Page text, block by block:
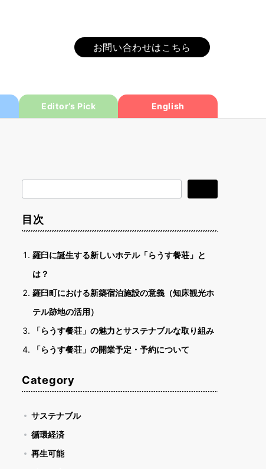
お問い合わせはこちら
Editor’s Pick English
索
目次
羅臼に誕生する新しいホテル「らうす餐荘」と
は？
羅臼町における新築宿泊施設の意義（知床観光ホ
テル跡地の活用）
「らうす餐荘」の魅力とサステナブルな取り組み
「らうす餐荘」の開業予定・予約について
Category
サステナブル
循環経済
再生可能